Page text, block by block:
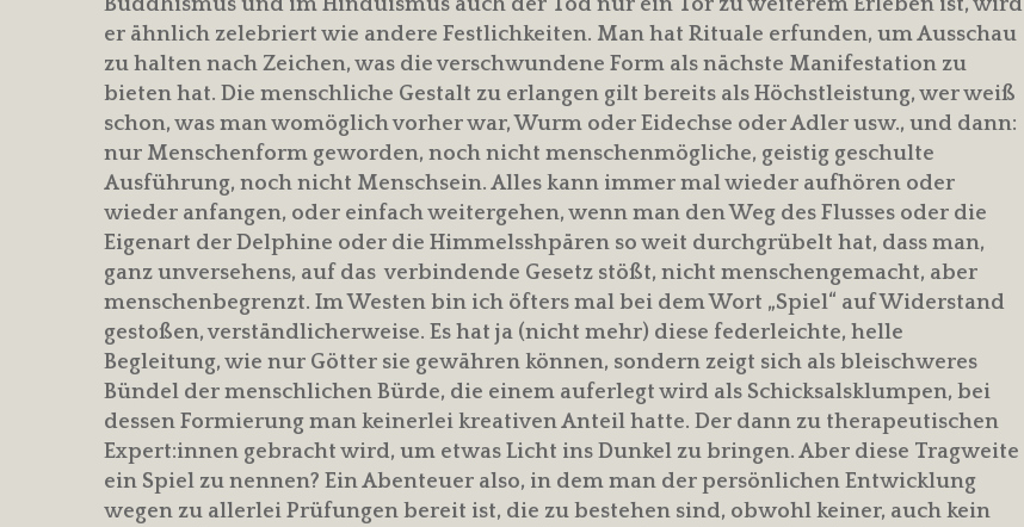
er ähnlich zelebriert wie andere Festlichkeiten. Man hat Rituale erfunden, um Ausschau
zu halten nach Zeichen, was die verschwundene Form als nächste Manifestation zu
bieten hat. Die menschliche Gestalt zu erlangen gilt bereits als Höchstleistung, wer weiß
schon, was man womöglich vorher war, Wurm oder Eidechse oder Adler usw., und dann:
nur Menschenform geworden, noch nicht menschenmögliche, geistig geschulte
Ausführung, noch nicht Menschsein. Alles kann immer mal wieder aufhören oder
wieder anfangen, oder einfach weitergehen, wenn man den Weg des Flusses oder die
Eigenart der Delphine oder die Himmelsshpären so weit durchgrübelt hat, dass man,
ganz unversehens, auf das verbindende Gesetz stößt, nicht menschengemacht, aber
menschenbegrenzt. Im Westen bin ich öfters mal bei dem Wort „Spiel“ auf Widerstand
gestoßen, verständlicherweise. Es hat ja (nicht mehr) diese federleichte, helle
Begleitung, wie nur Götter sie gewähren können, sondern zeigt sich als bleischweres
Bündel der menschlichen Bürde, die einem auferlegt wird als Schicksalsklumpen, bei
dessen Formierung man keinerlei kreativen Anteil hatte. Der dann zu therapeutischen
Expert:innen gebracht wird, um etwas Licht ins Dunkel zu bringen. Aber diese Tragweite
ein Spiel zu nennen? Ein Abenteuer also, in dem man der persönlichen Entwicklung
wegen zu allerlei Prüfungen bereit ist, die zu bestehen sind, obwohl keiner, auch kein